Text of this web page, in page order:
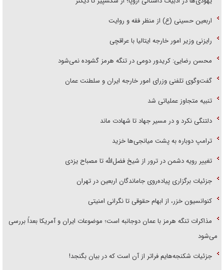
اربعین حسینی (ع) از منظر فقه و روایت
رایزنی وزیر امور خارجه ایتالیا با عراقچی
محسن رضایی: کریدور دومی در تنگه هرمز گشوده نمی‌شود
گفت‌وگوی تلفنی وزرای امور خارجه ایران و سلطنت عمان
تنبیه متجاوز عملیاتی شد
دلتنگی نکرد و در مسیر جهاد تا شهادت ماند
ترامپ دوباره به پشت میانجی‌ها خزید
تغییر رویه دشمن در ترور از شیخ فضل‌الله تا مصباح یزدی
جزئیات برگزاری پیاده‌روی جاماندگان اربعین در تهران
کنوانسیون خزر، از ابهام حقوقی تا نگرانی امنیتی
مذاکرات تنگه هرمز با عمان دوجانبه است؛ موضوعات ایران و آمریکا بعداً بررسی
می‌شود
جزئیات شکنجه‌هایم فراتر از آن است که در بیان بگنجد!